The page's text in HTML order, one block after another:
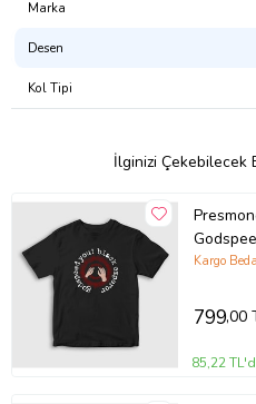
sertifikalı, CPSIA uyumlu, GOTS
Tasarımı Şu Ürünlerde Satın
Erkek Tişört
Kadın Tişört
Çocuk Kapşonlu Sweatshirt
Kapşonlu Sweatshirt
Fermuarlı Kapşonlu Sweatshirt
Ürün Kodu:kcm95430235
Marka
Desen
Kol Tipi
İlginizi Çekebilecek
Shirt
Kargo
799,00
85,22